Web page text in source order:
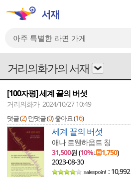
거리의화가의 서재
[100자평] 세계 끝의 버섯
거리의화가 2024/10/27 10:49
댓글 (2) 먼댓글 (0) 좋아요 (16)
세계 끝의 버섯
애나 로웬하웁트 칭
31,500원 (10%↓ 1,750)
2023-08-30
: 10,992